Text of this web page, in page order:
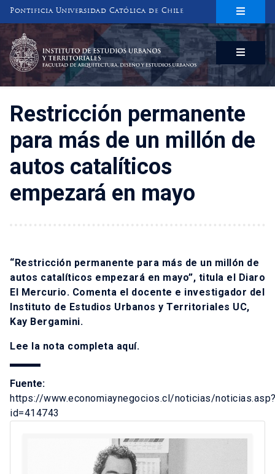
Pontificia Universidad Católica de Chile
INSTITUTO DE ESTUDIOS URBANOS
Y TERRITORIALES
FACULTAD DE ARQUITECTURA, DISEÑO Y ESTUDIOS URBANOS
Restricción permanente
para más de un millón de
autos catalíticos
empezará en mayo
“Restricción permanente para más de un millón de
autos catalíticos empezará en mayo”, titula el Diaro
El Mercurio. Comenta el docente e investigador del
Instituto de Estudios Urbanos y Territoriales UC,
Kay Bergamini.
Lee la nota completa aquí.
Fuente:
https://www.economiaynegocios.cl/noticias/
id=414743